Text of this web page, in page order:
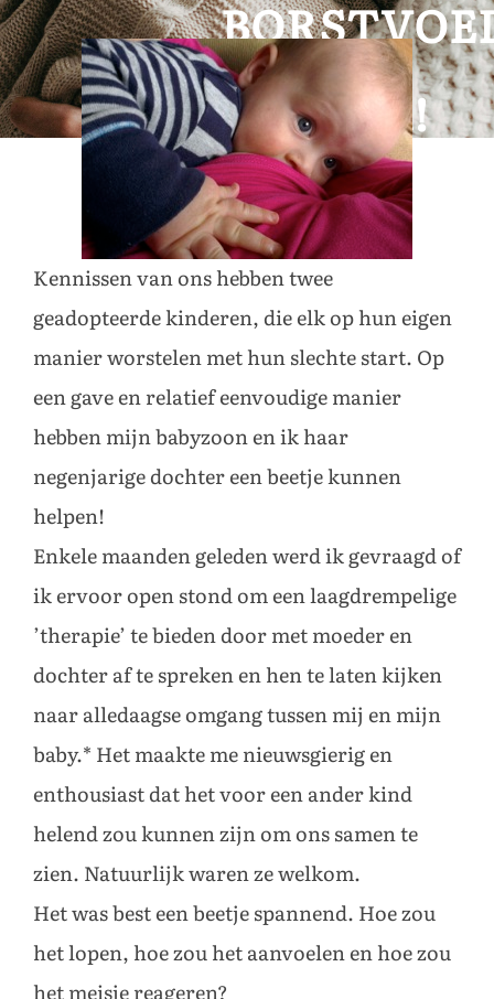
MAAKT
INDRUK!
Kennissen van ons hebben twee
geadopteerde kinderen, die elk op hun eigen
manier worstelen met hun slechte start. Op
een gave en relatief eenvoudige manier
hebben mijn babyzoon en ik haar
negenjarige dochter een beetje kunnen
helpen!
Enkele maanden geleden werd ik gevraagd of
ik ervoor open stond om een laagdrempelige
’therapie’ te bieden door met moeder en
dochter af te spreken en hen te laten kijken
naar alledaagse omgang tussen mij en mijn
baby.* Het maakte me nieuwsgierig en
enthousiast dat het voor een ander kind
helend zou kunnen zijn om ons samen te
zien. Natuurlijk waren ze welkom.
Het was best een beetje spannend. Hoe zou
het lopen, hoe zou het aanvoelen en hoe zou
het meisje reageren?